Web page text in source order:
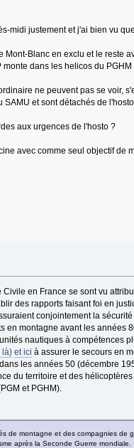
midi justement et j'ai bien vu
Blanc en exclu et le reste
dans les helicos du
ne peuvent pas se voir,
et sont détachés de
aux urgences de l'hosto ?
avec comme seul objectif de
en France se sont vu
des rapports faisant foi en
conjointement la
en montagne avant les années
nautiques à compétences
là) et ici à assurer le secours en
les années 50 (décembre
du territoire et des
et PGHM).
de montagne et des compagnies de
après la Seconde Guerre mondiale.